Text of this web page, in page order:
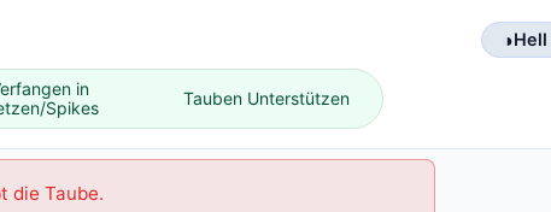
◑Hell
in
Spikes
Tauben Unterstützen
die Taube.